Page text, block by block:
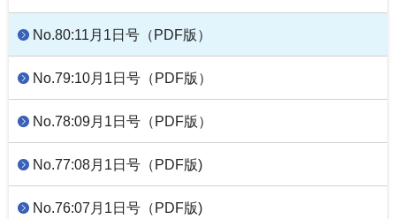
No.80:11月1日号（PDF版）
No.79:10月1日号（PDF版）
No.78:09月1日号（PDF版）
No.77:08月1日号（PDF版)
No.76:07月1日号（PDF版)